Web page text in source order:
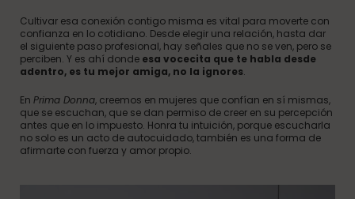
Cultivar esa conexión contigo misma es vital para moverte con
confianza en lo cotidiano. Desde elegir una relación, hasta dar
el siguiente paso profesional, hay señales que no se ven, pero se
perciben. Y es ahí donde esa vocecita que te habla desde
adentro, es tu mejor amiga, no la ignores.
En Prima Donna, creemos en mujeres que confían en sí mismas,
que se escuchan, que se dan permiso de creer en su percepción
antes que en lo impuesto. Honra tu intuición, porque escucharla
no solo es un acto de autocuidado, también es una forma de
afirmarte con fuerza y amor propio.